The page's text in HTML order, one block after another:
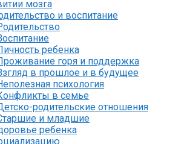
мозга
и воспитание
ребенка
горя и поддержка
в прошлое и в будущее
психология
в семье
родительские отношения
и младшие
ребенка